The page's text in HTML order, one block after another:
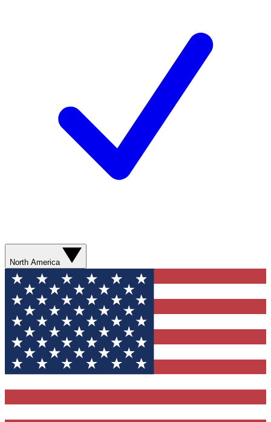
North America